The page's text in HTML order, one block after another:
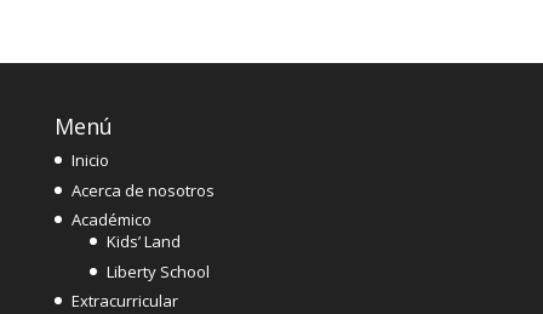
Menú
Inicio
Acerca de nosotros
Académico
Kids’ Land
Liberty School
Extracurricular